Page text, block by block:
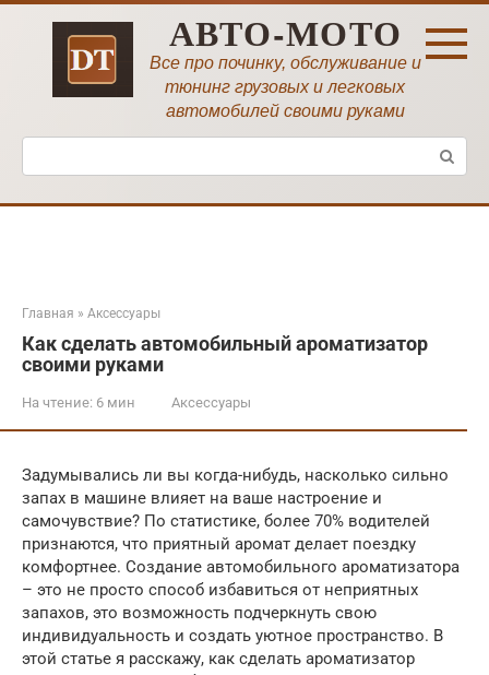
Перейти
АВТО-МОТО
Все про починку, обслуживание и
тюнинг грузовых и легковых
автомобилей своими руками
Поиск:
Главная » Аксессуары
Как сделать автомобильный ароматизатор
своими руками
На чтение: 6 мин Аксессуары
Задумывались ли вы когда-нибудь, насколько сильно
запах в машине влияет на ваше настроение и
самочувствие? По статистике, более 70% водителей
признаются, что приятный аромат делает поездку
комфортнее. Создание автомобильного ароматизатора
– это не просто способ избавиться от неприятных
запахов, это возможность подчеркнуть свою
индивидуальность и создать уютное пространство. В
этой статье я расскажу, как сделать ароматизатор